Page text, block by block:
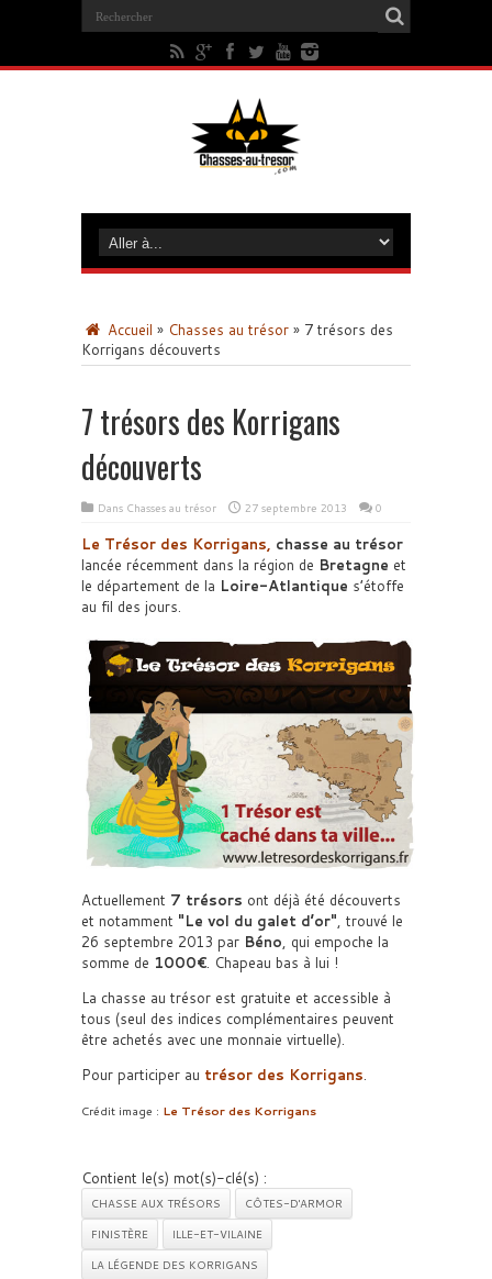
Accueil » Chasses au trésor » 7 trésors des
Korrigans découverts
7 trésors des Korrigans
découverts
Dans Chasses au trésor 27 septembre 2013 0
Le Trésor des Korrigans, chasse au trésor
lancée récemment dans la région de Bretagne et
le département de la Loire-Atlantique s’étoffe
au fil des jours.
Actuellement 7 trésors ont déjà été découverts
et notamment
Le vol du galet d’or , trouvé le
26 septembre 2013 par Béno, qui empoche la
somme de 1000€. Chapeau bas à lui !
La chasse au trésor est gratuite et accessible à
tous (seul des indices complémentaires peuvent
être achetés avec une monnaie virtuelle).
Pour participer au trésor des Korrigans.
Crédit image : Le Trésor des Korrigans
Contient le(s) mot(s)-clé(s) :
CHASSE AUX TRÉSORS
CÔTES-D'ARMOR
FINISTÈRE
ILLE-ET-VILAINE
LA LÉGENDE DES KORRIGANS